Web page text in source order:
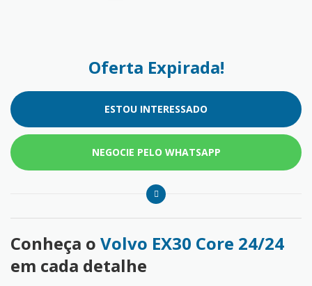
Oferta Expirada!
ESTOU INTERESSADO
NEGOCIE PELO WHATSAPP
Conheça o Volvo EX30 Core 24/24
em cada detalhe